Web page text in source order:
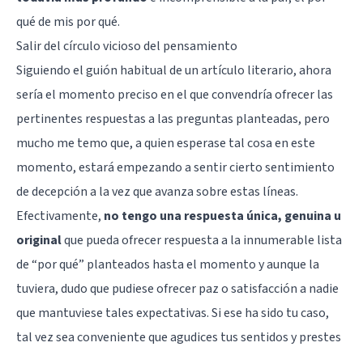
qué de mis por qué.
Salir del círculo vicioso del pensamiento
Siguiendo el guión habitual de un artículo literario, ahora
sería el momento preciso en el que convendría ofrecer las
pertinentes respuestas a las preguntas planteadas, pero
mucho me temo que, a quien esperase tal cosa en este
momento, estará empezando a sentir cierto sentimiento
de decepción a la vez que avanza sobre estas líneas.
Efectivamente, no tengo una respuesta única, genuina u
originalque pueda ofrecer respuesta a la innumerable lista
de “por qué” planteados hasta el momento y aunque la
tuviera, dudo que pudiese ofrecer paz o satisfacción a nadie
que mantuviese tales expectativas. Si ese ha sido tu caso,
tal vez sea conveniente que agudices tus sentidos y prestes